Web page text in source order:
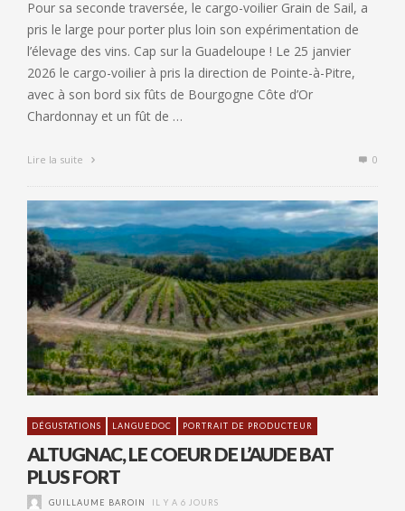
Pour sa seconde traversée, le cargo-voilier Grain de Sail, a
pris le large pour porter plus loin son expérimentation de
l’élevage des vins. Cap sur la Guadeloupe ! Le 25 janvier
2026 le cargo-voilier à pris la direction de Pointe-à-Pitre,
avec à son bord six fûts de Bourgogne Côte d’Or
Chardonnay et un fût de …
Lire la suite 0
DÉGUSTATIONS LANGUEDOC PORTRAIT DE PRODUCTEUR
ALTUGNAC, LE COEUR DE L’AUDE BAT
PLUS FORT
GUILLAUME BAROIN IL Y A 6 JOURS